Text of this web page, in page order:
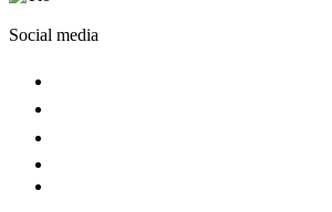
Social media